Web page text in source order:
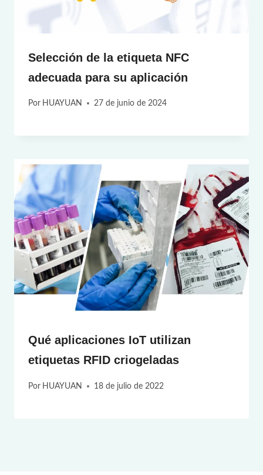
Selección de la etiqueta NFC
adecuada para su aplicación
Por HUAYUAN 27 de junio de 2024
Qué aplicaciones IoT utilizan
etiquetas RFID criogeladas
Por HUAYUAN 18 de julio de 2022